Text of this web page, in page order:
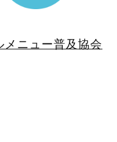
ニュー普及協会